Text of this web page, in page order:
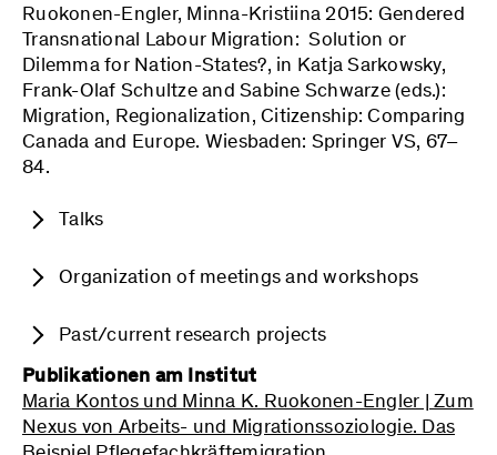
Ruokonen-Engler, Minna-Kristiina 2015: Gendered
Transnational Labour Migration: Solution or
Dilemma for Nation-States?, in Katja Sarkowsky,
Frank-Olaf Schultze and Sabine Schwarze (eds.):
Migration, Regionalization, Citizenship: Comparing
Canada and Europe. Wiesbaden: Springer VS, 67–
84.
Talks
Entering the Research Field: Affective
Conference “Sociological Knowledges for
Alternative Futures.” Barcelona, September
1.
Ruokonen-Engler, Minna-Kristiina 2021: I
Organization of meetings and workshops
Under Conditions of Pandemic:
Methodological Challenges and
Methodological Innovations,” IV Forum of
Sociology/International Sociological
Association (ISA) “Challenges of the 21st
Past/current research projects
Autonomous Immigration and Recruitment
of Foreign Nursing Personnel: Dynamics of
Operational Integration in the Care Sector
Publikationen am Institut
Maria Kontos und Minna K. Ruokonen-Engler | Zum
Nexus von Arbeits- und Migrationssoziologie. Das